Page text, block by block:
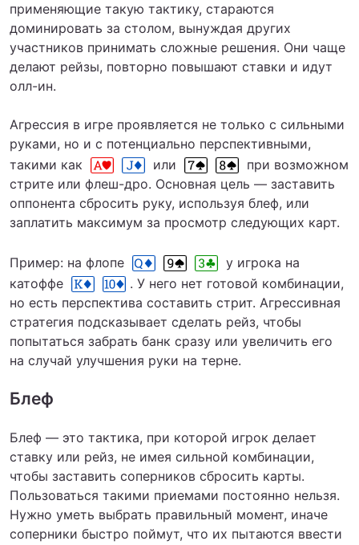
применяющие такую тактику, стараются
доминировать за столом, вынуждая других
участников принимать сложные решения. Они чаще
делают рейзы, повторно повышают ставки и идут
олл-ин.
Агрессия в игре проявляется не только с сильными
руками, но и с потенциально перспективными,
такими как
или
при возможном
стрите или флеш-дро. Основная цель — заставить
оппонента сбросить руку, используя блеф, или
заплатить максимум за просмотр следующих карт.
Пример: на флопе
у игрока на
катоффе
. У него нет готовой комбинации,
но есть перспектива составить стрит. Агрессивная
стратегия подсказывает сделать рейз, чтобы
попытаться забрать банк сразу или увеличить его
на случай улучшения руки на терне.
Блеф
Блеф — это тактика, при которой игрок делает
ставку или рейз, не имея сильной комбинации,
чтобы заставить соперников сбросить карты.
Пользоваться такими приемами постоянно нельзя.
Нужно уметь выбрать правильный момент, иначе
соперники быстро поймут, что их пытаются ввести